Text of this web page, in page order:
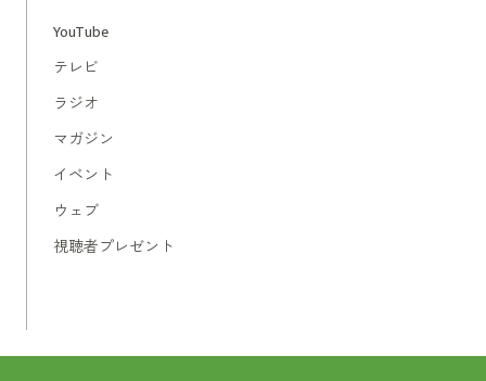
YouTube
テレビ
ラジオ
マガジン
イベント
ウェブ
視聴者プレゼント